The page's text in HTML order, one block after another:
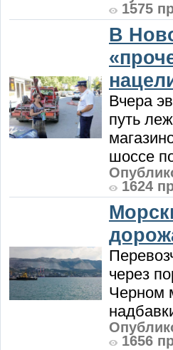
1575
В
Вчера
путь
шоссе
1624
через
Черном
1656